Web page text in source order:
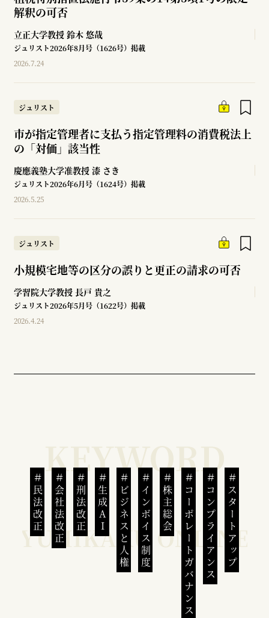
解釈の可否
立正大学教授 鈴木 悠哉
ジュリスト2026年8月号（1626号）掲載
2026.7.24
ジュリスト
市が指定管理者に支払う指定管理料の消費税法上
の「対価」該当性
慶應義塾大学准教授 漆 さき
ジュリスト2026年6月号（1624号）掲載
2026.5.25
ジュリスト
小規模宅地等の区分の誤りと更正の請求の可否
学習院大学教授 長戸 貴之
ジュリスト2026年5月号（1622号）掲載
2026.4.24
民法改正 会社法改正 刑法改正 生成AI ビジネスと人権インボイス制度 株主総会 コーポレートガバナンスコンプライアンススタートアップ